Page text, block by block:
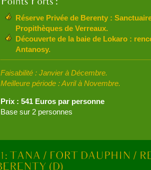
Réserve Privée de Berenty :
Propithèques de Verreaux.
Découverte de la baie de Lokaro :
Antanosy.
Faisabilité : Janvier à Décembre.
Meilleure période : Avril à Novembre.
Prix : 541 Euros par personne
Base sur 2 personnes